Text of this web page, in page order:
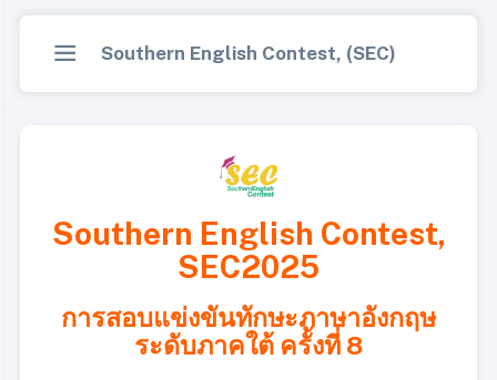
Southern English Contest, (SEC)
Southern English Contest,
SEC2025
การสอบแข่งขันทักษะภาษาอังกฤษ
ระดับภาคใต้ ครั้งที่ 8